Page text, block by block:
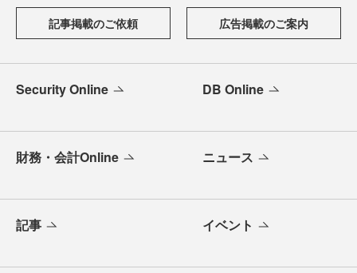
記事掲載のご依頼 広告掲載のご案内
Security Online DB Online
財務・会計Online ニュース
記事 イベント